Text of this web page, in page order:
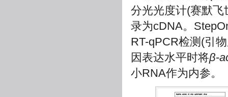
分光光度计(赛默
录为cDNA。
RT-qPCR检测(引
因表达水平时将β-
小RNA作为内参。